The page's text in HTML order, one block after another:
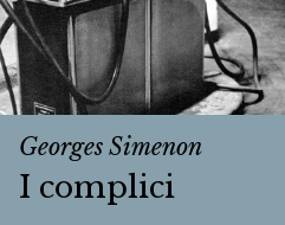
Georges Simenon
I complici